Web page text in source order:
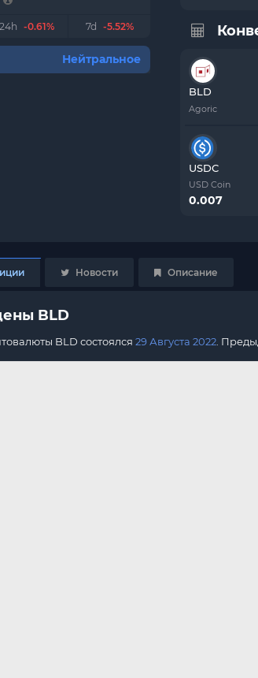
24h -0.61% 7d -5.52%
Нейтральное
BLD
Agoric
USDC
USD Coin
0.007
Новости Описание
BLD
BLD состоялся 29 Августа 2022 .